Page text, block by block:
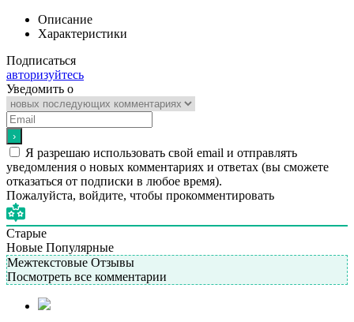
Описание
Характеристики
Подписаться
авторизуйтесь
Уведомить о
Я разрешаю использовать свой email и отправлять
уведомления о новых комментариях и ответах (вы cможете
отказаться от подписки в любое время).
Пожалуйста, войдите, чтобы прокомментировать
Старые
Новые Популярные
Межтекстовые Отзывы
Посмотреть все комментарии